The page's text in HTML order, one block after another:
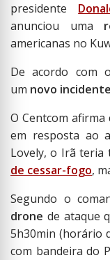
presidente
anunciou uma
americanas no
De acordo com
um novo
O Centcom
em resposta ao
Lovely, o Irã teria
de cessar-fogo,
Segundo o
drone de ataque
5h30min (horário
com bandeira do